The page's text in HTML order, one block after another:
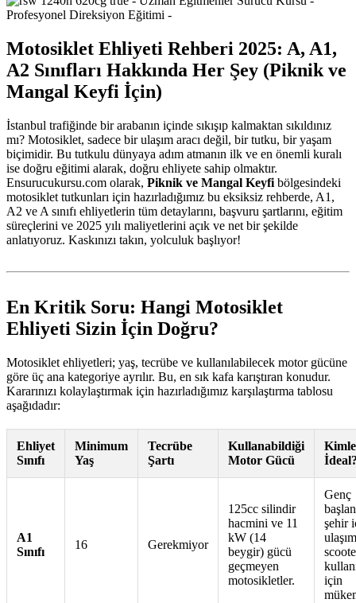
Motosiklet Ehliyeti Rehberi 2025: A, A1,
A2 Sınıfları Hakkında Her Şey (Piknik ve
Mangal Keyfi İçin)
İstanbul trafiğinde bir arabanın içinde sıkışıp kalmaktan sıkıldınız
mı? Motosiklet, sadece bir ulaşım aracı değil, bir tutku, bir yaşam
biçimidir. Bu tutkulu dünyaya adım atmanın ilk ve en önemli kuralı
ise doğru eğitimi alarak, doğru ehliyete sahip olmaktır.
Ensurucukursu.com olarak, Piknik ve Mangal Keyfi bölgesindeki
motosiklet tutkunları için hazırladığımız bu eksiksiz rehberde, A1,
A2 ve A sınıfı ehliyetlerin tüm detaylarını, başvuru şartlarını, eğitim
süreçlerini ve 2025 yılı maliyetlerini açık ve net bir şekilde
anlatıyoruz. Kaskınızı takın, yolculuk başlıyor!
En Kritik Soru: Hangi Motosiklet
Ehliyeti Sizin İçin Doğru?
Motosiklet ehliyetleri; yaş, tecrübe ve kullanılabilecek motor gücüne
göre üç ana kategoriye ayrılır. Bu, en sık kafa karıştıran konudur.
Kararınızı kolaylaştırmak için hazırladığımız karşılaştırma tablosu
aşağıdadır:
Ehliyet
Sınıfı
Minimum
Yaş
Tecrübe
Şartı
Kullanabildiği
Motor Gücü
A1
Sınıfı
16 Gerekmiyor
125cc silindir
hacmini ve 11
kW (14
beygir) gücü
geçmeyen
motosikletler.
Genç
şehir
için